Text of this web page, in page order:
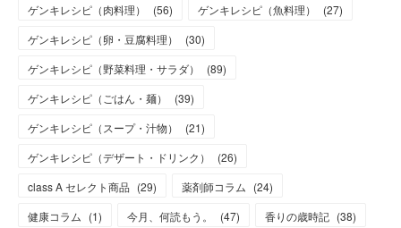
ゲンキレシピ（肉料理）
(56) ゲンキレシピ（魚料理） (27)
ゲンキレシピ（卵・豆腐料理）
(30)
ゲンキレシピ（野菜料理・サラダ）
(89)
ゲンキレシピ（ごはん・麺）
(39)
ゲンキレシピ（スープ・汁物）
(21)
ゲンキレシピ（デザート・ドリンク）
(26)
class A セレクト商品 (29) 薬剤師コラム (24)
健康コラム (1) 今月、何読もう。 (47) 香りの歳時記 (38)